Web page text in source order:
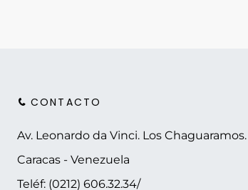
CONTACTO
Av. Leonardo da Vinci. Los Chaguaramos.
Caracas - Venezuela
Teléf: (0212) 606.32.34/